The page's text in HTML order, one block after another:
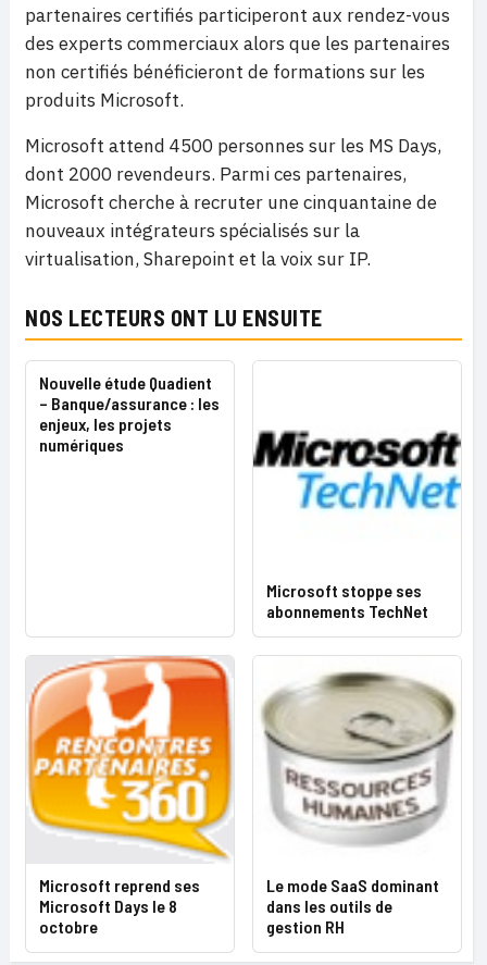
partenaires certifiés participeront aux rendez-vous
des experts commerciaux alors que les partenaires
non certifiés bénéficieront de formations sur les
produits Microsoft.
Microsoft attend 4500 personnes sur les MS Days,
dont 2000 revendeurs. Parmi ces partenaires,
Microsoft cherche à recruter une cinquantaine de
nouveaux intégrateurs spécialisés sur la
virtualisation, Sharepoint et la voix sur IP.
NOS LECTEURS ONT LU ENSUITE
Nouvelle étude Quadient
– Banque/assurance : les
enjeux, les projets
numériques
Microsoft stoppe ses
abonnements TechNet
Microsoft reprend ses
Microsoft Days le 8
octobre
Le mode SaaS dominant
dans les outils de
gestion RH